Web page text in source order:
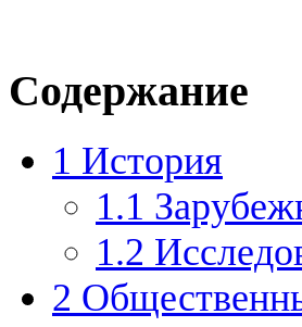
Содержание
1 История
1.1
1.2
2